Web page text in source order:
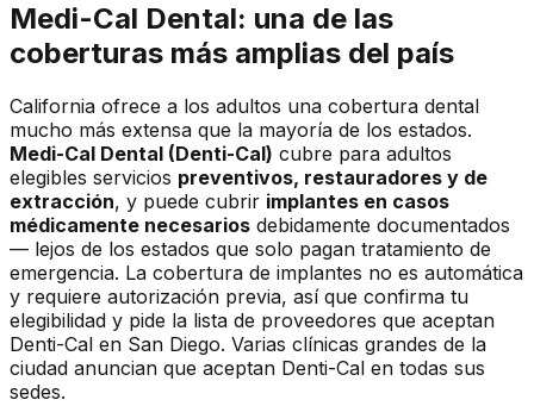
Medi-Cal Dental: una de las
coberturas más amplias del país
California ofrece a los adultos una cobertura dental
mucho más extensa que la mayoría de los estados.
Medi-Cal Dental (Denti-Cal) cubre para adultos
elegibles servicios preventivos, restauradores y de
extracción, y puede cubrir implantes en casos
médicamente necesarios debidamente documentados
— lejos de los estados que solo pagan tratamiento de
emergencia. La cobertura de implantes no es automática
y requiere autorización previa, así que confirma tu
elegibilidad y pide la lista de proveedores que aceptan
Denti-Cal en San Diego. Varias clínicas grandes de la
ciudad anuncian que aceptan Denti-Cal en todas sus
sedes.